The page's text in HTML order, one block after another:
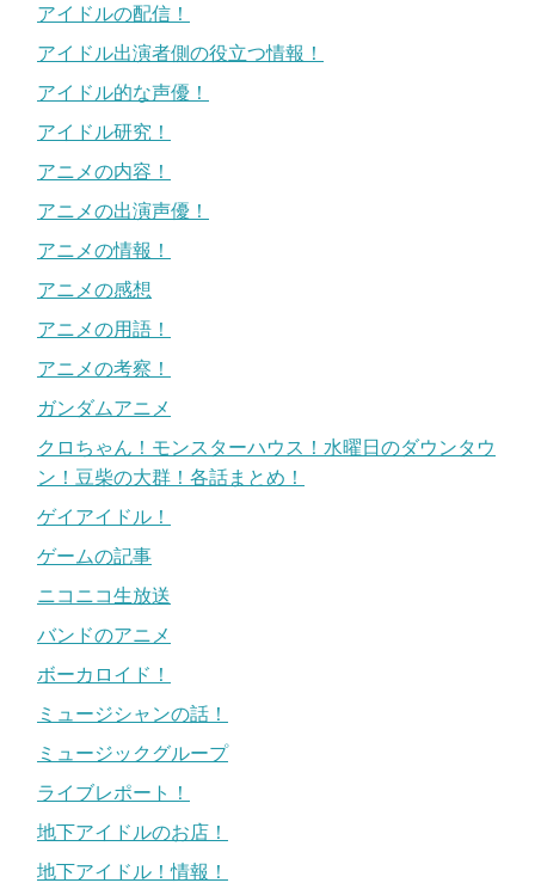
アイドルの配信！
アイドル出演者側の役立つ情報！
アイドル的な声優！
アイドル研究！
アニメの内容！
アニメの出演声優！
アニメの情報！
アニメの感想
アニメの用語！
アニメの考察！
ガンダムアニメ
クロちゃん！モンスターハウス！水曜日のダウンタウ
ン！豆柴の大群！各話まとめ！
ゲイアイドル！
ゲームの記事
ニコニコ生放送
バンドのアニメ
ボーカロイド！
ミュージシャンの話！
ミュージックグループ
ライブレポート！
地下アイドルのお店！
地下アイドル！情報！